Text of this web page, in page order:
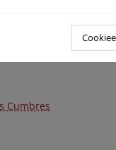
Cumbres